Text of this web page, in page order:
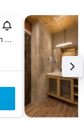
2F, No. 21, Yanping South Road, Taipei, Taiwan